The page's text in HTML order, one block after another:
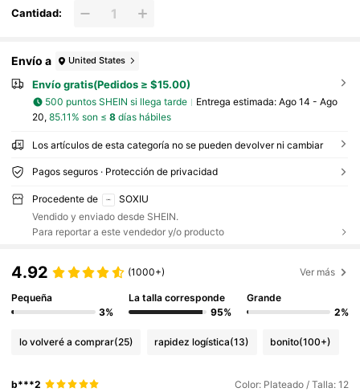
Cantidad:
Envío a United States
Envío gratis(Pedidos ≥ $15.00)
500 puntos SHEIN si llega tarde Entrega estimada: Ago 14 - Ago
20, 85.11% son ≤ 8días hábiles
Los artículos de esta categoría no se pueden devolver ni cambiar
Pagos seguros · Protección de privacidad
Procedente de
SOXIU
Vendido y enviado desde SHEIN.
Para reportar a este vendedor y/o producto
4.92 (1000+) Ver más
Pequeña
3%
La talla corresponde
95%
Grande
2%
lo volveré a comprar(25) rapidez logística(13) bonito(100+)
b***2 Color: Plateado / Talla: 12